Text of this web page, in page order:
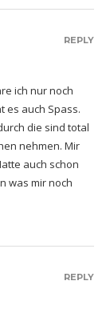
ich nur noch
es auch Spass.
die sind total
nehmen. Mir
auch schon
was mir noch
REPLY
REPLY